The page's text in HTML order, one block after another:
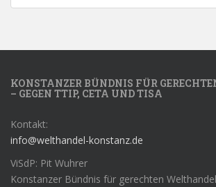
KONSTANZER BÜNDNIS FÜR
– GEGEN TTIP, CETA UND TISA
Kontakt:
info@welthandel-konstanz.de
ViSdP: Pit Wuhrer
Konstanzer Bündnis für gerechten Welthandel